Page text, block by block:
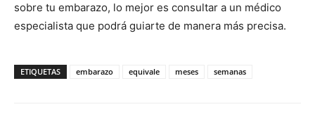
sobre tu embarazo, lo mejor es consultar a un médico
especialista que podrá guiarte de manera más precisa.
ETIQUETAS embarazo equivale meses semanas